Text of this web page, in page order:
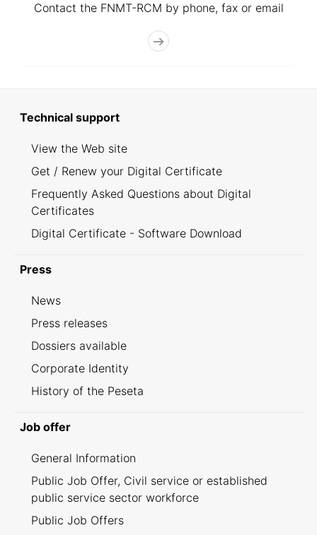
Contact the FNMT-RCM by phone, fax or email
Technical support
View the Web site
Get / Renew your Digital Certificate
Frequently Asked Questions about Digital
Certificates
Digital Certificate - Software Download
Press
News
Press releases
Dossiers available
Corporate Identity
History of the Peseta
Job offer
General Information
Public Job Offer, Civil service or established
public service sector workforce
Public Job Offers